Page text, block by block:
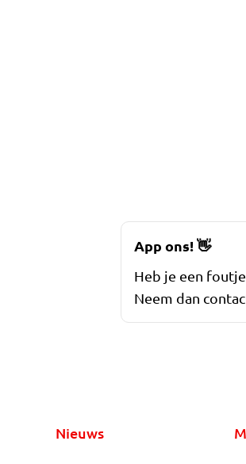
App ons!👋
Heb je een
Neem dan
Nieuws